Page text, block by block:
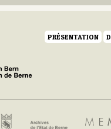
PRÉSENTATION